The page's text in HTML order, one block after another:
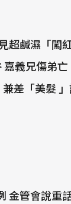
超鹹濕「闖
義兄傷弟亡
差「美髮
金管會說重